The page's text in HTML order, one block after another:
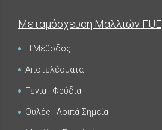
Μεταμόσχευση Μαλλιών FUE
Η Μέθοδος
Αποτελέσματα
Γένια - Φρύδια
Ουλές - Λοιπά Σημεία